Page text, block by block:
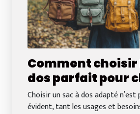
Comment choisir
dos parfait pour
occasion
Choisir un sac à dos adapté
évident, tant les usages et